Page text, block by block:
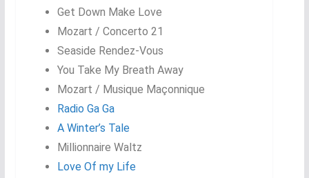
Get Down Make Love
Mozart / Concerto 21
Seaside Rendez-Vous
You Take My Breath Away
Mozart / Musique Maçonnique
Radio Ga Ga
A Winter’s Tale
Millionnaire Waltz
Love Of my Life